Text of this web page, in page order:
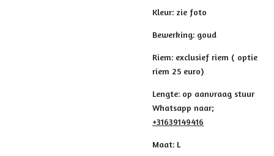
Kleur: zie foto
Bewerking: goud
Riem: exclusief riem ( optie
riem 25 euro)
Lengte: op aanvraag stuur
Whatsapp naar;
+31639149416
Maat: L